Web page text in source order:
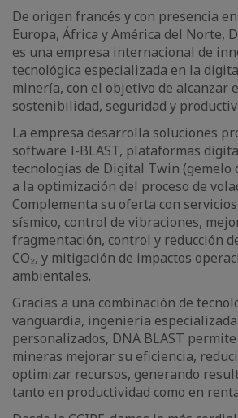
De origen francés y con presencia
Europa, África y América del Norte,
es una empresa internacional de
tecnológica especializada en la
minería, con el objetivo de alcanzar
sostenibilidad, seguridad y
La empresa desarrolla soluciones
software I-BLAST, plataformas
tecnologías de Digital Twin (gemelo
a la optimización del proceso de
Complementa su oferta con
sísmico, control de vibraciones,
fragmentación, control y reducción
CO₂, y mitigación de impactos
ambientales.
Gracias a una combinación de
vanguardia, ingeniería
personalizados, DNA BLAST
mineras mejorar su eficiencia,
optimizar recursos, generando
tanto en productividad como en